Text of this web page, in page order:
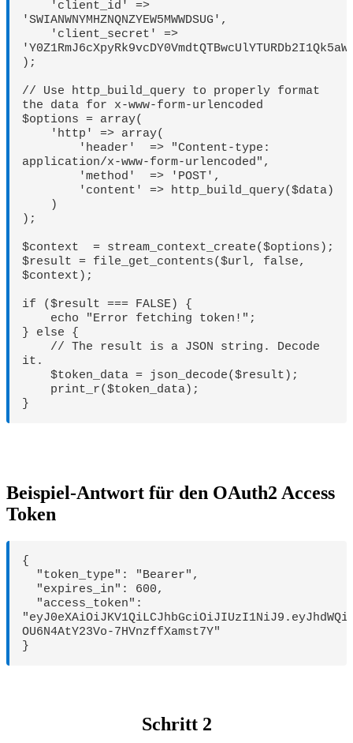
'SWIANWNYMHZNQNZYEW5MWWDSUG',
);
// Use http_build_query to properly format
the data for x-www-form-urlencoded
$options = array(
application/x-www-form-urlencoded",
);
$context  = stream_context_create($options);
$result = file_get_contents($url, false,
$context);
if ($result === FALSE) {
} else {
it.
Beispiel-Antwort für den OAuth2 Access
Token
{
OU6N4AtY23Vo-7HVnzffXamst7Y"
}
Schritt 2